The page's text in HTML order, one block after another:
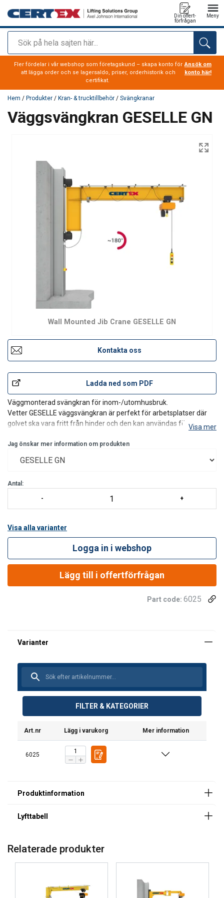
Sök
Din offert-
förfrågan
Meny
tillagd i varukorg
Fler fördelar i vår webshop som företagskund – skapa konto för
att lägga order och se lagersaldo, priser, orderhistorik och
certifikat.
Ansök om
konto här!
Hem / Produkter / Kran- & trucktillbehör / Svängkranar
Väggsvängkran GESELLE GN
Wall Mounted Jib Crane GESELLE GN
Kontakta oss
Ladda ned som PDF
Väggmonterad svängkran för inom-/utomhusbruk.
Vetter GESELLE väggsvängkran är perfekt för arbetsplatser där
golvet ska vara fritt från hinder och den kan användas för
designen gör kranen lämplig för små och trånga ytor. Den har
Visa mer
Jag önskar mer information om produkten
Antal:
Visa alla varianter
Logga in i webshop
Lägg till i offertförfrågan
Part code: 6025
FILTER & KATEGORIER
Art.nr Lägg i varukorg Mer information
6025
Standard:
(m)
Kapacitet
500
Relaterade produkter